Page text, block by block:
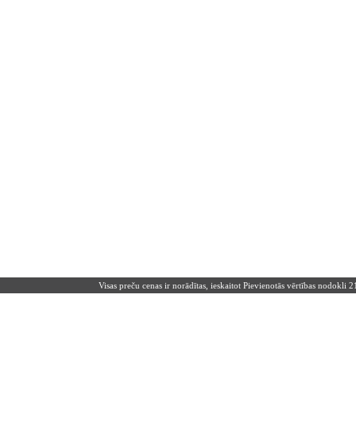
Visas preču cenas ir norādītas, ieskaitot Pievienotās vērtības nodokli